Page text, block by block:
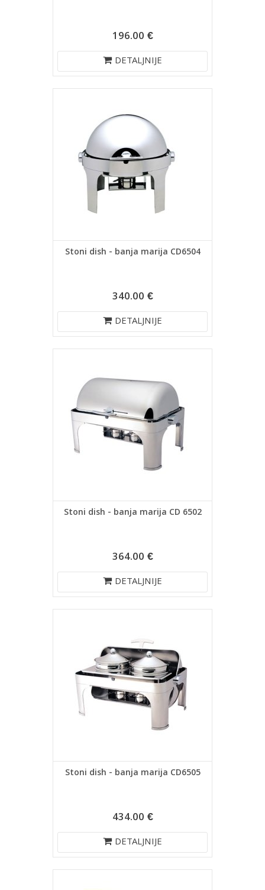
196.00 €
DETALJNIJE
Stoni dish - banja marija CD6504
340.00 €
DETALJNIJE
Stoni dish - banja marija CD 6502
364.00 €
DETALJNIJE
Stoni dish - banja marija CD6505
434.00 €
DETALJNIJE